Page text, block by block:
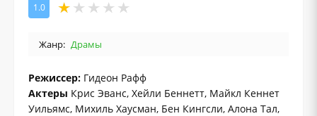
1.0
Жанр: Драмы
Режиссер: Гидеон Рафф
Актеры Крис Эванс, Хейли Беннетт, Майкл Кеннет
Уильямс, Михиль Хаусман, Бен Кингсли, Алона Тал,